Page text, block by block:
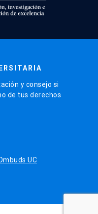
y consejo si
de tus derechos
UC